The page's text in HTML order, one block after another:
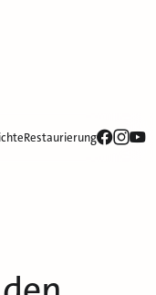
Restaurierung